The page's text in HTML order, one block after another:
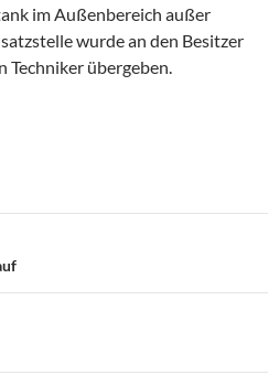
im Außenbereich außer
wurde an den Besitzer
Techniker übergeben.